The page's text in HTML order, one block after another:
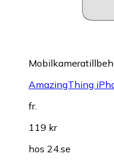
AmazingThing
fr.
119 kr
hos 24.se